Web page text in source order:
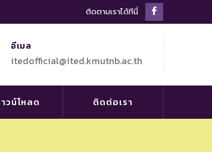
ติดตามเราได้ทีนี่
อีเมล
itedofficial@ited.kmutnb.ac.th
วน์โหลด ติดต่อเรา